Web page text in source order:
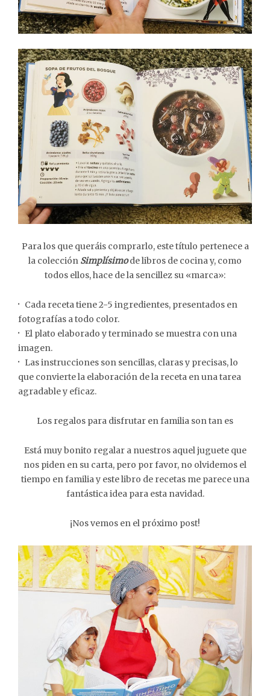
Para los que queráis comprarlo, este título pertenece a
la colección Simplísimo de libros de cocina y, como
todos ellos, hace de la sencillez su «marca»:
· Cada receta tiene 2-5 ingredientes, presentados en
fotografías a todo color.
· El plato elaborado y terminado se muestra con una
imagen.
· Las instrucciones son sencillas, claras y precisas, lo
que convierte la elaboración de la receta en una tarea
agradable y eficaz.
Los regalos para disfrutar en familia son tan es
Está muy bonito regalar a nuestros aquel juguete que
nos piden en su carta, pero por favor, no olvidemos el
tiempo en familia y este libro de recetas me parece una
fantástica idea para esta navidad.
¡Nos vemos en el próximo post!